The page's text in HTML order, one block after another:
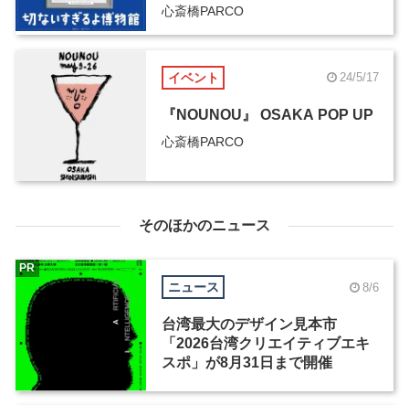
心斎橋PARCO
イベント 24/5/17
『NOUNOU』 OSAKA POP UP
心斎橋PARCO
そのほかのニュース
ニュース 8/6
台湾最大のデザイン見本市
「2026台湾クリエイティブエキ
スポ」が8月31日まで開催
PR